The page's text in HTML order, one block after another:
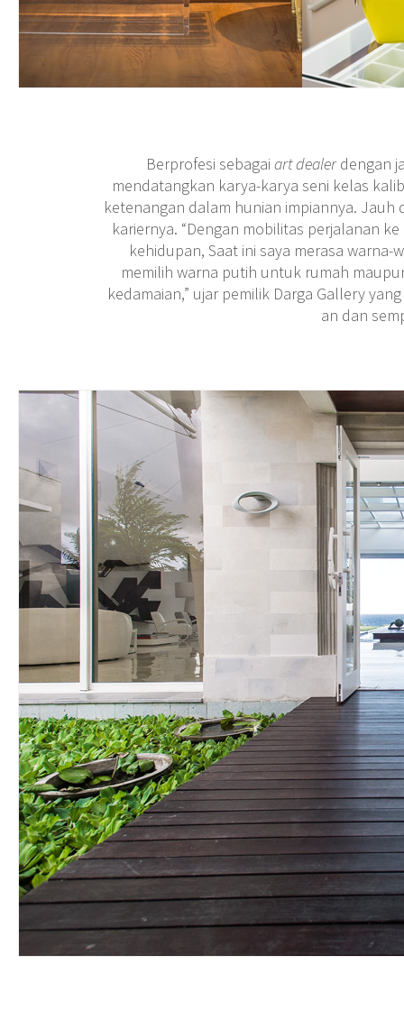
Berprofesi sebagai art dealerdengan
mendatangkan karya-karya seni kelas
ketenangan dalam hunian impiannya. Jauh
kariernya. “Dengan mobilitas perjalanan
kehidupan, Saat ini saya merasa
memilih warna putih untuk rumah
kedamaian,” ujar pemilik Darga Gallery
an dan